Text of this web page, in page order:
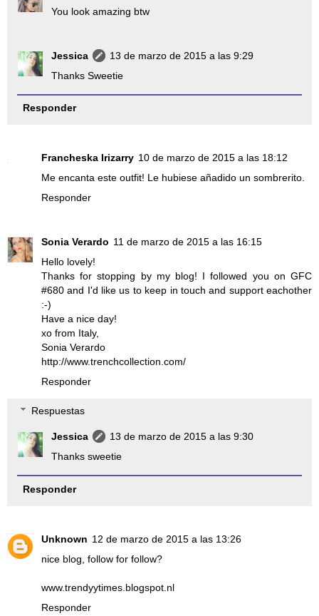
You look amazing btw
Jessica
13 de marzo de 2015 a las 9:29
Thanks Sweetie
Responder
Francheska Irizarry 10 de marzo de 2015 a las 18:12
Me encanta este outfit! Le hubiese añadido un sombrerito.
Responder
Sonia Verardo 11 de marzo de 2015 a las 16:15
Hello lovely!
Thanks for stopping by my blog! I followed you on GFC
#680 and I'd like us to keep in touch and support eachother
:-)
Have a nice day!
xo from Italy,
Sonia Verardo
http://www.trenchcollection.com/
Responder
Respuestas
Jessica
13 de marzo de 2015 a las 9:30
Thanks sweetie
Responder
Unknown 12 de marzo de 2015 a las 13:26
nice blog, follow for follow?
www.trendyytimes.blogspot.nl
Responder